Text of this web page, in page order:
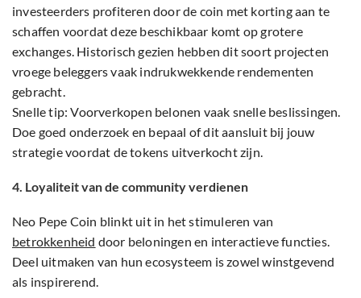
investeerders profiteren door de coin met korting aan te
schaffen voordat deze beschikbaar komt op grotere
exchanges. Historisch gezien hebben dit soort projecten
vroege beleggers vaak indrukwekkende rendementen
gebracht.
Snelle tip: Voorverkopen belonen vaak snelle beslissingen.
Doe goed onderzoek en bepaal of dit aansluit bij jouw
strategie voordat de tokens uitverkocht zijn.
4. Loyaliteit van de community verdienen
Neo Pepe Coin blinkt uit in het stimuleren van
betrokkenheid door beloningen en interactieve functies.
Deel uitmaken van hun ecosysteem is zowel winstgevend
als inspirerend.